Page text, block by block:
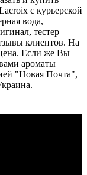
с курьерской
вода,
тестер
клиентов. На
Если же Вы
ароматы
"Новая Почта",